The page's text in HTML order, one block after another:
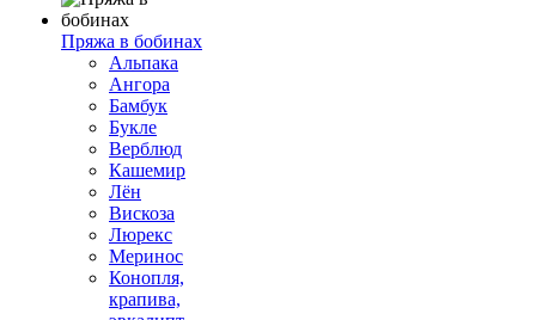
Пряжа в бобинах
Альпака
Ангора
Бамбук
Букле
Верблюд
Кашемир
Лён
Вискоза
Люрекс
Меринос
Конопля,
крапива,